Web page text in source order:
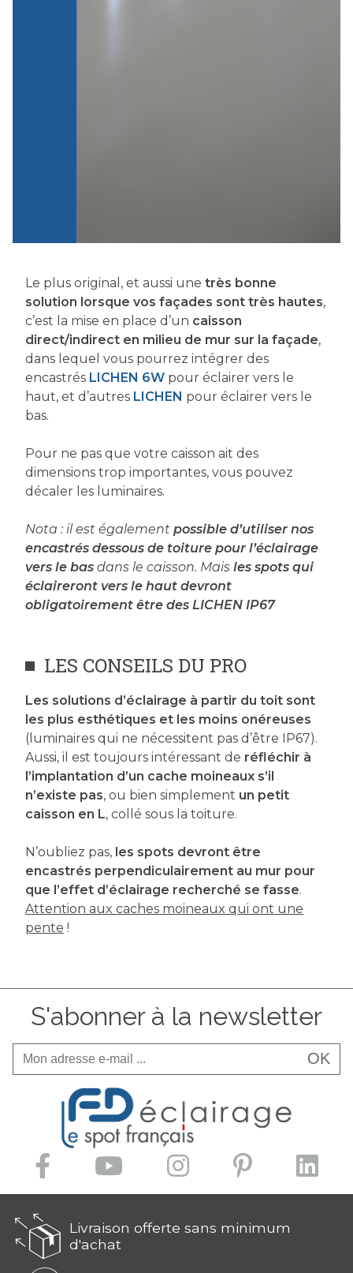
Le plus original, et aussi une très bonne
solution lorsque vos façades sont très hautes,
c’est la mise en place d’un caisson
direct/indirect en milieu de mur sur la façade,
dans lequel vous pourrez intégrer des
encastrés LICHEN 6W pour éclairer vers le
haut, et d’autres LICHEN pour éclairer vers le
bas.
Pour ne pas que votre caisson ait des
dimensions trop importantes, vous pouvez
décaler les luminaires.
Nota : il est également possible d’utiliser nos
encastrés dessous de toiture pour l’éclairage
vers le bas dans le caisson. Mais les spots qui
éclaireront vers le haut devront
obligatoirement être des LICHEN IP67
LES CONSEILS DU PRO
Les solutions d’éclairage à partir du toit sont
les plus esthétiques et les moins onéreuses
(luminaires qui ne nécessitent pas d’être IP67).
Aussi, il est toujours intéressant de réfléchir à
l’implantation d’un cache moineaux s’il
n’existe pas, ou bien simplement un petit
caisson en L, collé sous la toiture.
N’oubliez pas, les spots devront être
encastrés perpendiculairement au mur pour
que l’effet d’éclairage recherché se fasse.
Attention aux caches moineaux qui ont une
pente !
S'abonner à la newsletter
OK
Livraison offerte sans minimum
d'achat